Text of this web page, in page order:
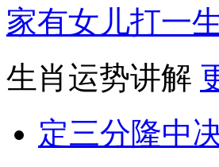
家有女儿打一
生肖运势讲解
定三分隆中